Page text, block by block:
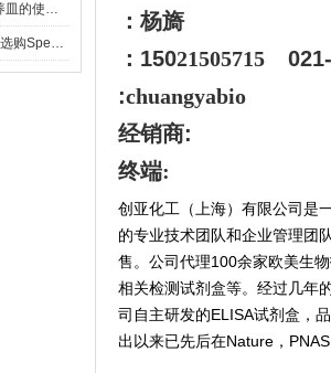
快来收下这份mattek培养皿的使用指南
知道这4点，您就能轻松选购Spectrum 膜
：杨旖
：15021505715
021-
:chuangyabio
经销商:
终端:
创亚化工（上海）有限公司是
的专业技术团队和企业管理团
售。公司代理100余家欧美生
相关检测试剂盒等。经过几年
司自主研发的ELISA试剂盒，
出以来已先后在Nature，